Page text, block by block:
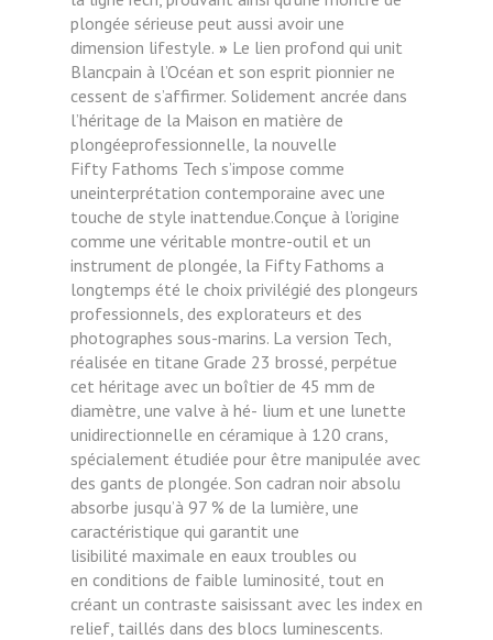
plongée sérieuse peut aussi avoir une
dimension lifestyle. » Le lien profond qui unit
Blancpain à l’Océan et son esprit pionnier ne
cessent de s’affirmer. Solidement ancrée dans
l’héritage de la Maison en matière de
plongéeprofessionnelle, la nouvelle
Fifty Fathoms Tech s’impose comme
uneinterprétation contemporaine avec une
touche de style inattendue.Conçue à l’origine
comme une véritable montre-outil et un
instrument de plongée, la Fifty Fathoms a
longtemps été le choix privilégié des plongeurs
professionnels, des explorateurs et des
photographes sous-marins. La version Tech,
réalisée en titane Grade 23 brossé, perpétue
cet héritage avec un boîtier de 45 mm de
diamètre, une valve à hé- lium et une lunette
unidirectionnelle en céramique à 120 crans,
spécialement étudiée pour être manipulée avec
des gants de plongée. Son cadran noir absolu
absorbe jusqu’à 97 % de la lumière, une
caractéristique qui garantit une
lisibilité maximale en eaux troubles ou
en conditions de faible luminosité, tout en
créant un contraste saisissant avec les index en
relief, taillés dans des blocs luminescents.